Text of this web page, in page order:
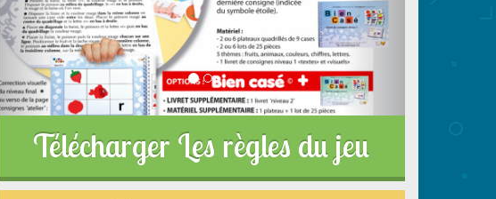
Télécharger Les règles du jeu